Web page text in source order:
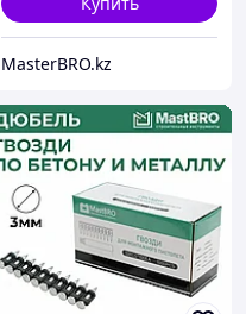
MasterBRO.kz